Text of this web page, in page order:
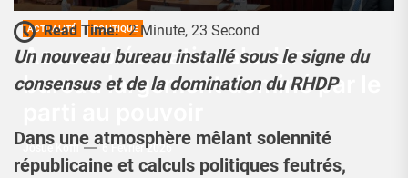
ACTUALITÉ POLITIQUE
Assemblée nationale :Un
bureau largement dominé par le
Josué Koffi 6 Février 2026
Read Time: 2 Minute, 23 Second
Un nouveau bureau installé sous le signe du
consensus et de la domination du RHDP
Dans une atmosphère mêlant solennité
républicaine et calculs politiques feutrés,